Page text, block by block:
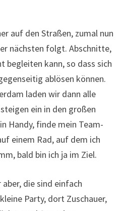
Handy, finde mein Team-
einem Rad, auf dem ich
bald bin ich ja im Ziel.
die sind einfach
Party, dort Zuschauer,
liegt eine Klinik auf der
es sich nicht nehmen
zu lassen, um uns
mal vergessen habe, für
schwitze – jetzt weiß
bin ich wieder dran. Wo
geblieben?